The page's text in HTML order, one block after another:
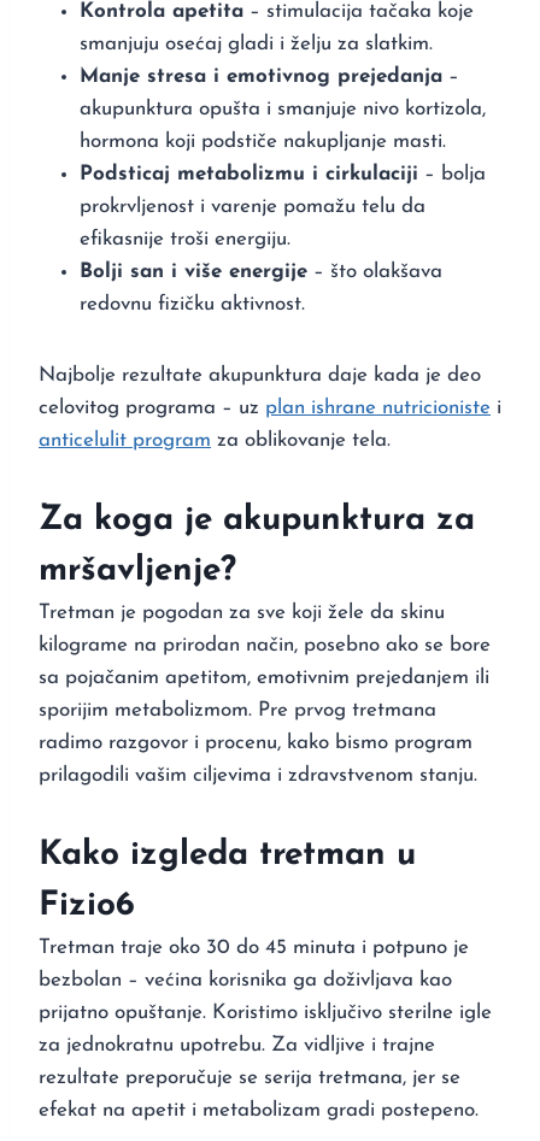
Kontrola apetita – stimulacija tačaka koje
smanjuju osećaj gladi i želju za slatkim.
Manje stresa i emotivnog prejedanja –
akupunktura opušta i smanjuje nivo kortizola,
hormona koji podstiče nakupljanje masti.
Podsticaj metabolizmu i cirkulaciji – bolja
prokrvljenost i varenje pomažu telu da
efikasnije troši energiju.
Bolji san i više energije – što olakšava
redovnu fizičku aktivnost.
Najbolje rezultate akupunktura daje kada je deo
celovitog programa – uz plan ishrane nutricioniste i
anticelulit program za oblikovanje tela.
Za koga je akupunktura za
mršavljenje?
Tretman je pogodan za sve koji žele da skinu
kilograme na prirodan način, posebno ako se bore
sa pojačanim apetitom, emotivnim prejedanjem ili
sporijim metabolizmom. Pre prvog tretmana
radimo razgovor i procenu, kako bismo program
prilagodili vašim ciljevima i zdravstvenom stanju.
Kako izgleda tretman u
Fizio6
Tretman traje oko 30 do 45 minuta i potpuno je
bezbolan – većina korisnika ga doživljava kao
prijatno opuštanje. Koristimo isključivo sterilne igle
za jednokratnu upotrebu. Za vidljive i trajne
rezultate preporučuje se serija tretmana, jer se
efekat na apetit i metabolizam gradi postepeno.